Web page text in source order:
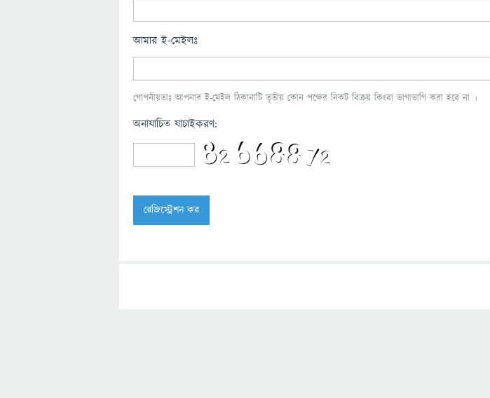
আমার ই-মেইলঃ
গোপনীয়তাঃ আপনার ই-মেইল ঠিকানাটি তৃতীয় কোন পক্ষের নিকট বিক্রয় কিংবা ভাগাভাগি করা হবে না ।
অনাযাচিত যাচাইকরণ: